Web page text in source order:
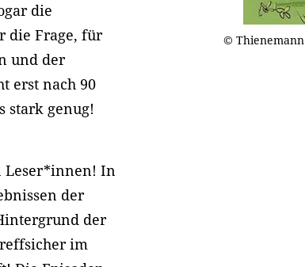
die
die Frage, für
und der
erst nach 90
stark genug!
Leser*innen! In
der
der
im
© Thienemann